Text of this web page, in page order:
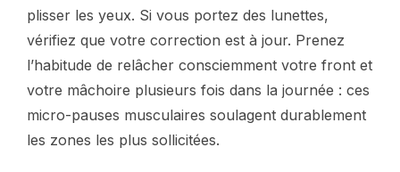
plisser les yeux. Si vous portez des lunettes,
vérifiez que votre correction est à jour. Prenez
l’habitude de relâcher consciemment votre front et
votre mâchoire plusieurs fois dans la journée : ces
micro-pauses musculaires soulagent durablement
les zones les plus sollicitées.